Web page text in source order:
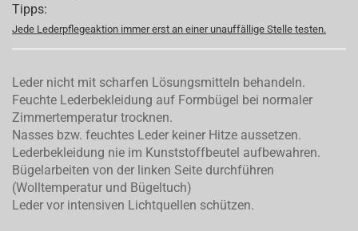
Tipps:
Jede Lederpflegeaktion immer erst an einer unauffällige Stelle testen.
Leder nicht mit scharfen Lösungsmitteln behandeln.
Feuchte Lederbekleidung auf Formbügel bei normaler
Zimmertemperatur trocknen.
Nasses bzw. feuchtes Leder keiner Hitze aussetzen.
Lederbekleidung nie im Kunststoffbeutel aufbewahren.
Bügelarbeiten von der linken Seite durchführen
(Wolltemperatur und Bügeltuch)
Leder vor intensiven Lichtquellen schützen.